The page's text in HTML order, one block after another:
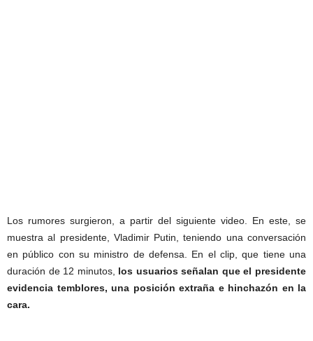
Los rumores surgieron, a partir del siguiente video. En este, se
muestra al presidente, Vladimir Putin, teniendo una conversación
en público con su ministro de defensa. En el clip, que tiene una
duración de 12 minutos, los usuarios señalan que el presidente
evidencia temblores, una posición extraña e hinchazón en la
cara.